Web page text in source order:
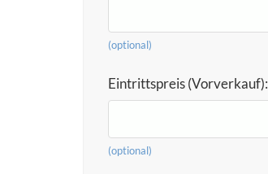
(optional)
Eintrittspreis (Vorverkauf):
(optional)